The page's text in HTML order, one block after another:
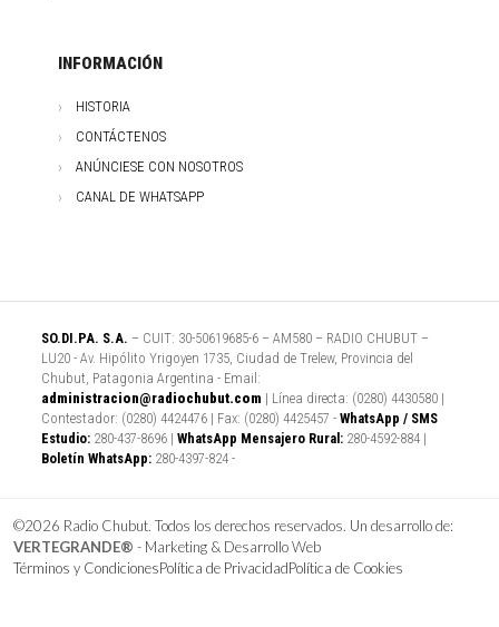
INFORMACIÓN
HISTORIA
CONTÁCTENOS
ANÚNCIESE CON NOSOTROS
CANAL DE WHATSAPP
SO.DI.PA. S.A. – CUIT: 30-50619685-6 – AM580 – RADIO CHUBUT –
LU20 - Av. Hipólito Yrigoyen 1735, Ciudad de Trelew, Provincia del
Chubut, Patagonia Argentina - Email:
administracion@radiochubut.com | Línea directa: (0280) 4430580 |
Contestador: (0280) 4424476 | Fax: (0280) 4425457 - WhatsApp / SMS
Estudio: 280-437-8696 | WhatsApp Mensajero Rural: 280-4592-884 |
Boletín WhatsApp: 280-4397-824 -
©2026 Radio Chubut. Todos los derechos reservados. Un desarrollo de:
VERTEGRANDE® - Marketing & Desarrollo Web
Términos y CondicionesPolítica de PrivacidadPolítica de Cookies